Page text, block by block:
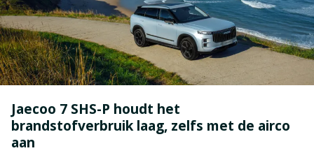
Jaecoo 7 SHS-P houdt het
brandstofverbruik laag, zelfs met de airco
aan